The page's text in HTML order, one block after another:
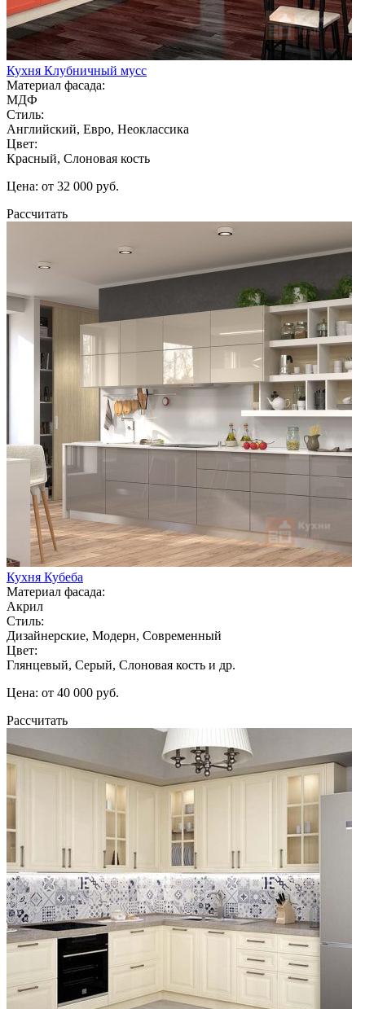
Кухня Клубничный мусс
Материал фасада:
МДФ
Стиль:
Английский, Евро, Неоклассика
Цвет:
Красный, Слоновая кость
Цена: от 32 000 руб.
Рассчитать
Кухня Кубеба
Материал фасада:
Акрил
Стиль:
Дизайнерские, Модерн, Современный
Цвет:
Глянцевый, Серый, Слоновая кость и др.
Цена: от 40 000 руб.
Рассчитать